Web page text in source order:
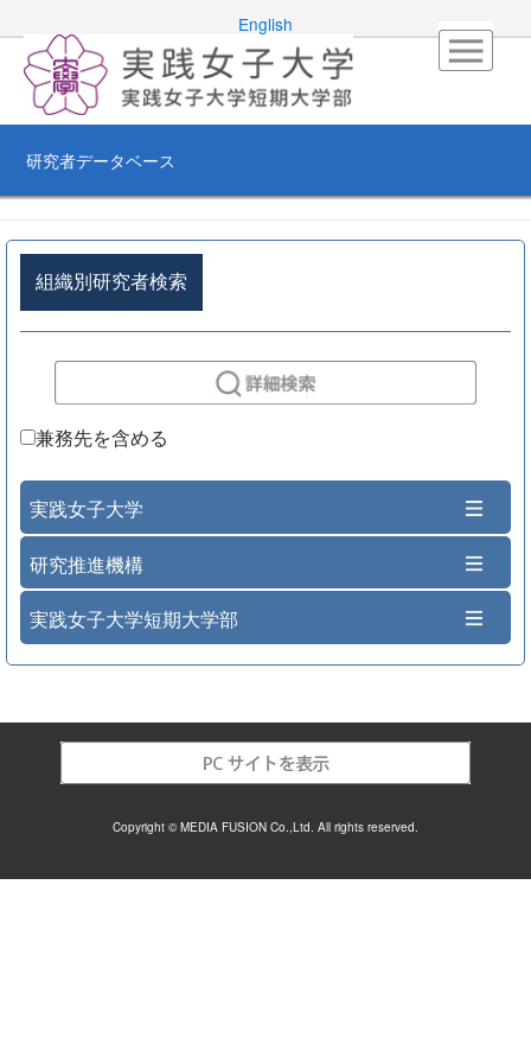
English
研究者データベース
組織別研究者検索
兼務先を含める
実践女子大学
研究推進機構
実践女子大学短期大学部
Copyright © MEDIA FUSION Co.,Ltd. All rights reserved.